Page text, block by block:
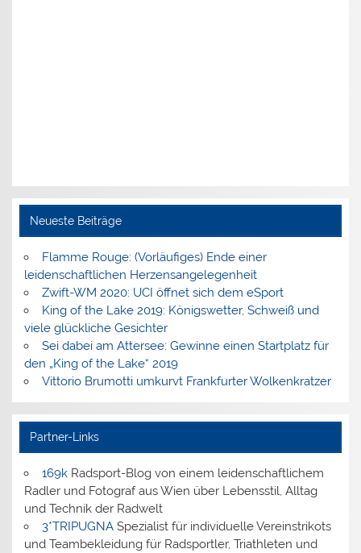
Neueste Beiträge
Flamme Rouge: (Vorläufiges) Ende einer
leidenschaftlichen Herzensangelegenheit
Zwift-WM 2020: UCI öffnet sich dem eSport
King of the Lake 2019: Königswetter, Schweiß und
viele glückliche Gesichter
Sei dabei am Attersee: Gewinne einen Startplatz für
den „King of the Lake“ 2019
Vittorio Brumotti umkurvt Frankfurter Wolkenkratzer
Partner-Links
169kRadsport-Blog von einem leidenschaftlichem
Radler und Fotograf aus Wien über Lebensstil, Alltag
und Technik der Radwelt
3*TRIPUGNASpezialist für individuelle Vereinstrikots
und Teambekleidung für Radsportler, Triathleten und